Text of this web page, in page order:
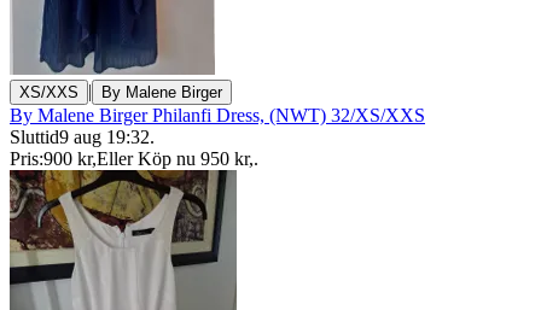
XS/XXS | By Malene Birger
By Malene Birger Philanfi Dress, (NWT) 32/XS/XXS
Sluttid9 aug 19:32.
Pris:900 kr,Eller Köp nu 950 kr,.